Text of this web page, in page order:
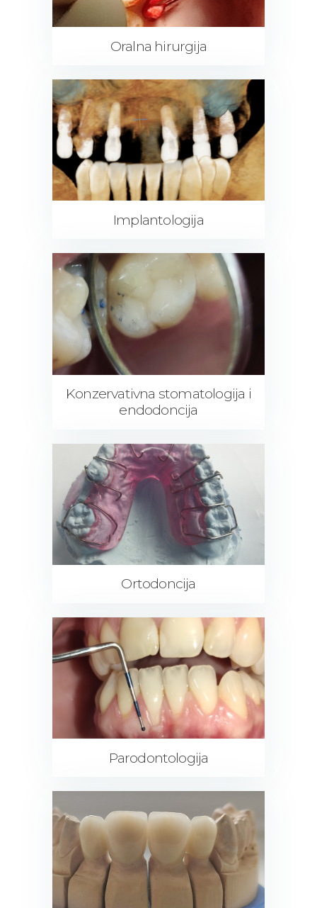
Oralna hirurgija
Implantologija
Konzervativna stomatologija i
endodoncija
Ortodoncija
Parodontologija